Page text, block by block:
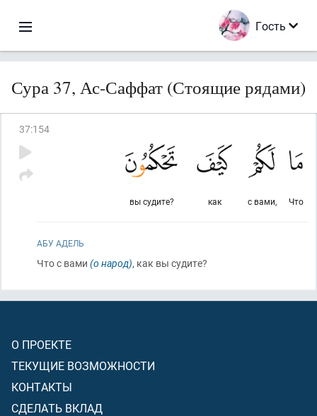
Гость
Сура 37, Ас-Саффат (Стоящие рядами)
37:154
Что
с вами,
как
вы судите?
АБУ АДЕЛЬ
Что с вами (о народ), как вы судите?
О ПРОЕКТЕ
ТЕКУЩИЕ ВОЗМОЖНОСТИ
КОНТАКТЫ
СДЕЛАТЬ ВКЛАД